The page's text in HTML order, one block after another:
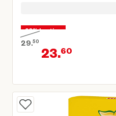
20% korting
29.50
Oorspronkelijke prijs €
23.60